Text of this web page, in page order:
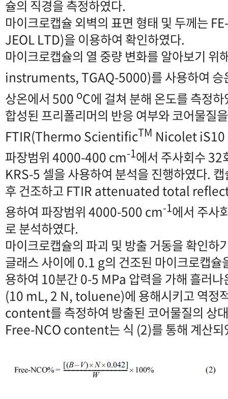
슐의 직경을 측정하였다.
마이크로캡슐 외벽의 표면 형태 및 두께는
JEOL LTD)을 이용하여 확인하였다.
마이크로캡슐의 열 중량 변화를 알아보기 위
instruments, TGAQ-5000)를 사용하여 승
상온에서 500 oC에 걸쳐 분해 온도를 측정
합성된 프리폴리머의 반응 여부와 코어물질
FTIR(Thermo ScientificTM Nicolet
파장범위 4000-400 cm-1에서 주사회수
KRS-5 셀을 사용하여 분석을 진행하였다.
후 건조하고 FTIR attenuated total
용하여 파장범위 4000-500 cm-1에서 주사
로 분석하였다.
마이크로캡슐의 파괴 및 방출 거동을 확인하
글래스 사이에 0.1 g의 건조된 마이크로캡슐
용하여 10분간 0-5 MPa 압력을 가해 흘러
(10 mL, 2 N, toluene)에 용해시키고 역정
content를 측정하여 방출된 코어물질의 상
Free-NCO content는 식 (2)를 통해 계산되